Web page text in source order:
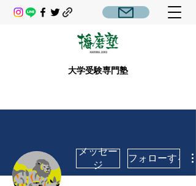
大学受験専門塾
メッセー
ジ
フォローする